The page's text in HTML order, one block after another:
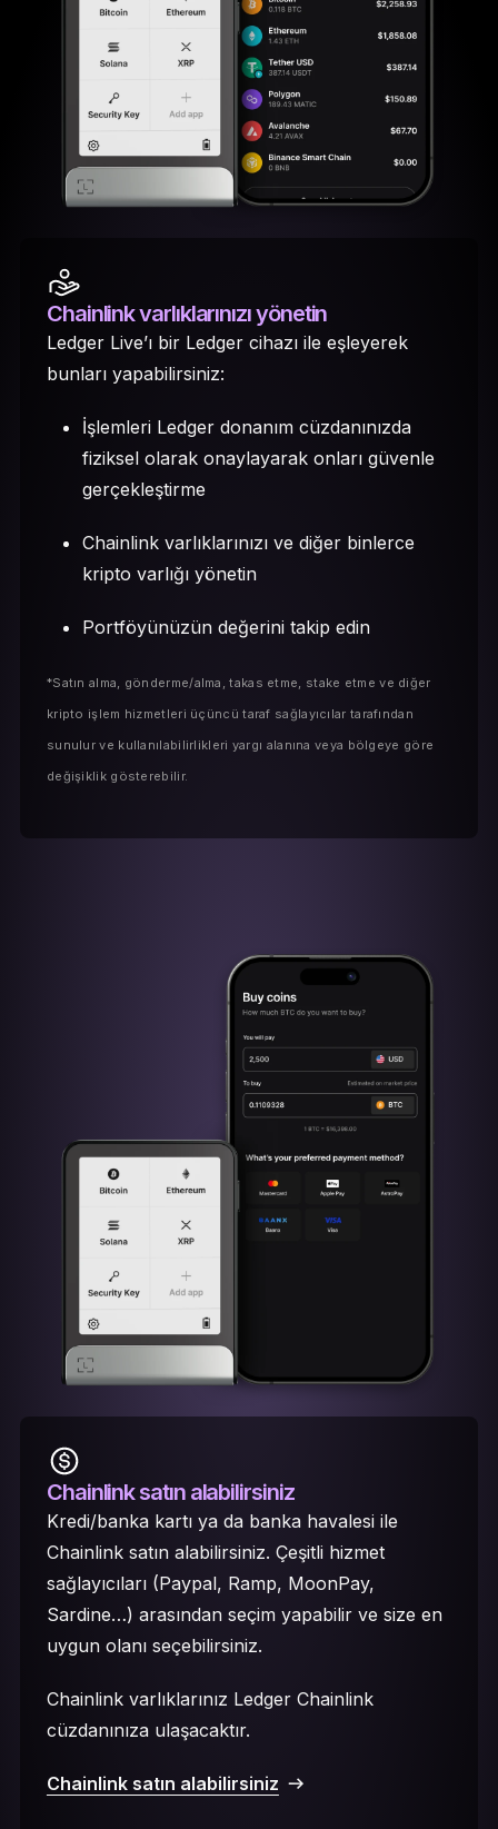
Chainlink varlıklarınızı yönetin
Ledger Live’ı bir Ledger cihazı ile eşleyerek
bunları yapabilirsiniz:
İşlemleri Ledger donanım cüzdanınızda
fiziksel olarak onaylayarak onları güvenle
gerçekleştirme
Chainlink varlıklarınızı ve diğer binlerce
kripto varlığı yönetin
Portföyünüzün değerini takip edin
*Satın alma, gönderme/alma, takas etme, stake etme ve diğer
kripto işlem hizmetleri üçüncü taraf sağlayıcılar tarafından
sunulur ve kullanılabilirlikleri yargı alanına veya bölgeye göre
değişiklik gösterebilir.
Chainlink satın alabilirsiniz
Kredi/banka kartı ya da banka havalesi ile
Chainlink satın alabilirsiniz. Çeşitli hizmet
sağlayıcıları (Paypal, Ramp, MoonPay,
Sardine…) arasından seçim yapabilir ve size en
uygun olanı seçebilirsiniz.
Chainlink varlıklarınız Ledger Chainlink
cüzdanınıza ulaşacaktır.
Chainlink satın alabilirsiniz